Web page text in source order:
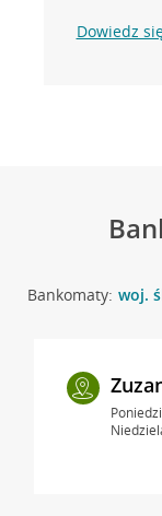
Dowiedz
Bankomaty: woj.